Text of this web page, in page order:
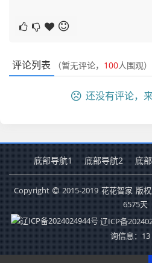
评论列表 （暂无评论， 100人围观）
还没有评论，
底部导航1 底部导航2 底
Copyright 2015-2019 花花智家 版
6575天
辽ICP备
询信息：13